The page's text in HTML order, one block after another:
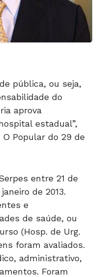
pública, ou seja,
do
aprova
estadual”,
Popular do 29 de
entre 21 de
de 2013.
e
de saúde, ou
(Hosp. de Urg.
foram avaliados.
administrativo,
Foram